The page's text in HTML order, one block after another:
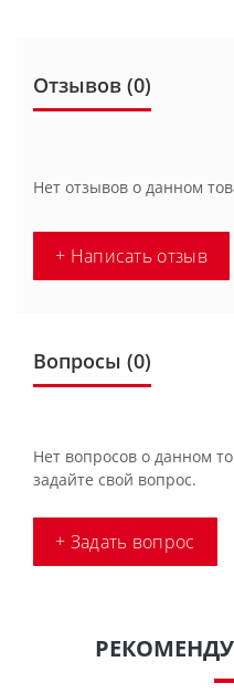
Отзывов (0)
Нет отзывов о данном
+ Написать отзыв
Вопросы (0)
Нет вопросов о данном
задайте свой вопрос.
+ Задать вопрос